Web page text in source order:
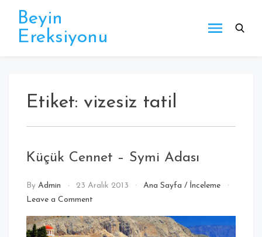
Beyin
Ereksiyonu
Etiket: vizesiz tatil
Küçük Cennet – Symi Adası
By Admin 23 Aralık 2013 Ana Sayfa / İnceleme
Leave a Comment